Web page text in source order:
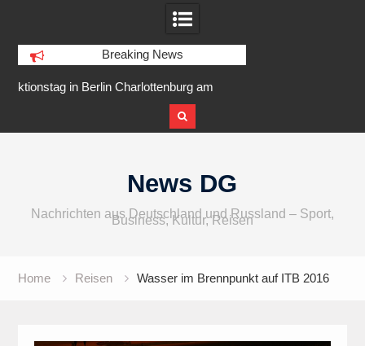
Breaking News
am
IFA 2026 Audio wird größer,
internationaler und vielfältiger
News DG
Nachrichten aus Deutschland und Russland – Sport,
Business, Kultur, Reisen
Home Reisen Wasser im Brennpunkt auf ITB 2016